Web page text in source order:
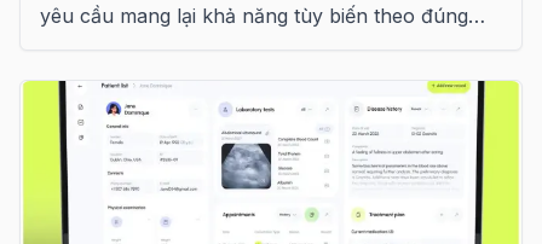
yêu cầu mang lại khả năng tùy biến theo đúng
triển riêng và cách tránh những chi phí phát sinh
khi cố gắng "lách" một hệ thống không phù hợp.